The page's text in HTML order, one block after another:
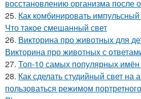
восстановлению организма после
25. Как комбинировать
Что такое смешанный свет
26. Викторина про животных для
Викторина про животных с
27. Топ-10 самых популярных
28. Как сделать студийный свет на
пользоваться режимом